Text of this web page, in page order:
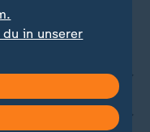
in unserer